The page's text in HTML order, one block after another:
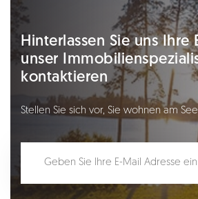
Hinterlassen Sie uns Ihre
unser
kontaktieren
Stellen Sie sich vor, Sie wohnen am